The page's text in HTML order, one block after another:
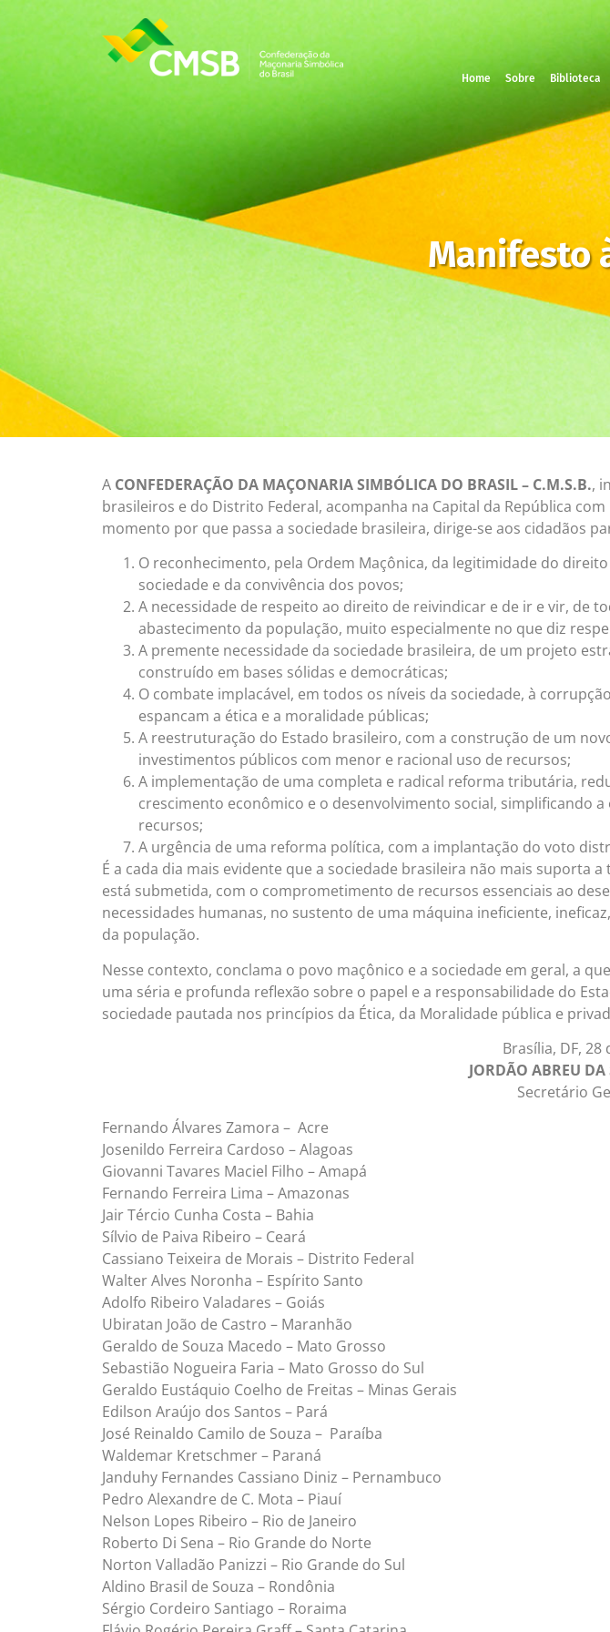
Home Sobre Biblioteca
Manifesto
A CONFEDERAÇÃO DA MAÇONARIA SIMBÓLICA DO BRASIL – C.M.S.B.,
brasileiros e do Distrito Federal, acompanha na Capital da República
momento por que passa a sociedade brasileira, dirige-se aos cidadãos
O reconhecimento, pela Ordem Maçônica, da legitimidade do
sociedade e da convivência dos povos;
A necessidade de respeito ao direito de reivindicar e de ir e vir, de
abastecimento da população, muito especialmente no que diz
A premente necessidade da sociedade brasileira, de um projeto
construído em bases sólidas e democráticas;
O combate implacável, em todos os níveis da sociedade, à
espancam a ética e a moralidade públicas;
A reestruturação do Estado brasileiro, com a construção de um
investimentos públicos com menor e racional uso de recursos;
A implementação de uma completa e radical reforma tributária,
crescimento econômico e o desenvolvimento social, simplificando
recursos;
A urgência de uma reforma política, com a implantação do voto
É a cada dia mais evidente que a sociedade brasileira não mais suporta
está submetida, com o comprometimento de recursos essenciais ao
necessidades humanas, no sustento de uma máquina ineficiente,
da população.
Nesse contexto, conclama o povo maçônico e a sociedade em geral, a
uma séria e profunda reflexão sobre o papel e a responsabilidade do
sociedade pautada nos princípios da Ética, da Moralidade pública e
Brasília, DF, 28
JORDÃO ABREU
Secretário
Fernando Álvares Zamora – Acre
Josenildo Ferreira Cardoso – Alagoas
Giovanni Tavares Maciel Filho – Amapá
Fernando Ferreira Lima – Amazonas
Jair Tércio Cunha Costa – Bahia
Sílvio de Paiva Ribeiro – Ceará
Cassiano Teixeira de Morais – Distrito Federal
Walter Alves Noronha – Espírito Santo
Adolfo Ribeiro Valadares – Goiás
Ubiratan João de Castro – Maranhão
Geraldo de Souza Macedo – Mato Grosso
Sebastião Nogueira Faria – Mato Grosso do Sul
Geraldo Eustáquio Coelho de Freitas – Minas Gerais
Edilson Araújo dos Santos – Pará
José Reinaldo Camilo de Souza – Paraíba
Waldemar Kretschmer – Paraná
Janduhy Fernandes Cassiano Diniz – Pernambuco
Pedro Alexandre de C. Mota – Piauí
Nelson Lopes Ribeiro – Rio de Janeiro
Roberto Di Sena – Rio Grande do Norte
Norton Valladão Panizzi – Rio Grande do Sul
Aldino Brasil de Souza – Rondônia
Sérgio Cordeiro Santiago – Roraima